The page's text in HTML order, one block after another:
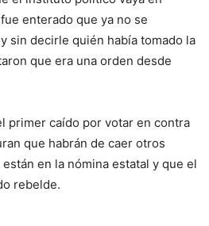
enterado que ya no se
sin decirle quién había tomado la
que era una orden desde
primer caído por votar en contra
que habrán de caer otros
en la nómina estatal y que el
rebelde.